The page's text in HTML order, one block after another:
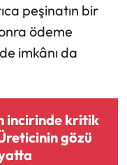
peşinatın bir
ödeme
imkânı da
incirinde kritik
gözü